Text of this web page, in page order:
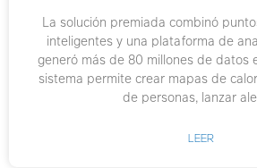
La solución premiada combinó
inteligentes y una plataforma de
generó más de 80 millones de datos
sistema permite crear mapas de
de personas, lanzar
LEER